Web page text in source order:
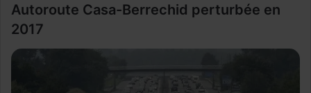
Autoroute Casa-Berrechid perturbée en
2017